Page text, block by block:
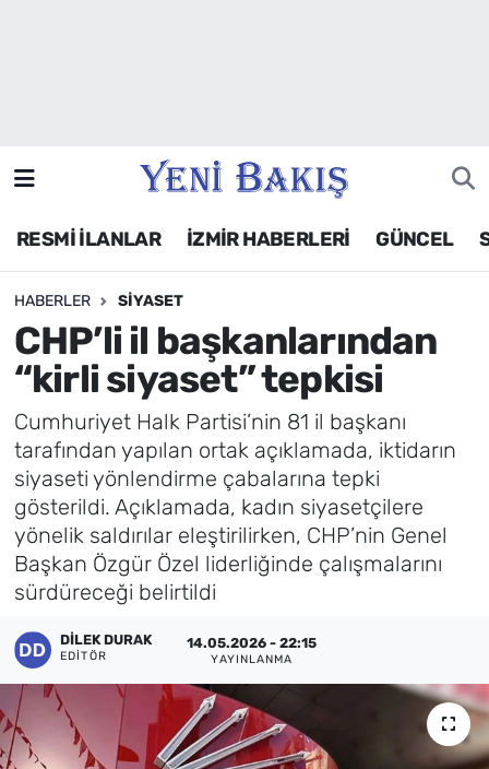
RESMİ İLANLAR İZMİR HABERLERİ GÜNCEL
HABERLER SIYASET
CHP’li il başkanlarından
“kirli siyaset” tepkisi
Cumhuriyet Halk Partisi’nin 81 il başkanı
tarafından yapılan ortak açıklamada, iktidarın
siyaseti yönlendirme çabalarına tepki
gösterildi. Açıklamada, kadın siyasetçilere
yönelik saldırılar eleştirilirken, CHP’nin Genel
Başkan Özgür Özel liderliğinde çalışmalarını
sürdüreceği belirtildi
DILEK DURAK
EDITÖR
14.05.2026 - 22:15
YAYINLANMA
Siyaset
Asayiş / Polis-Adliye
Spor
Magazin
Foto Galeri
Künye
İletişim